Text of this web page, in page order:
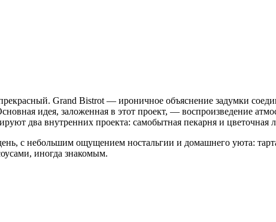
Grand Bistrot — ироничное объяснение задумки
идея, заложенная в этот проект, — воспроизведение
два внутренних проекта: самобытная пекарня и
с небольшим ощущением ностальгии и домашнего уюта:
иногда знакомым.